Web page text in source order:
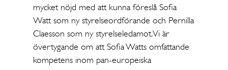
mycket nöjd med att kunna föreslå Sofia
Watt som ny styrelseordförande och Pernilla
Claesson som ny styrelseledamot. Vi är
övertygande om att Sofia Watts omfattande
kompetens inom pan-europeiska